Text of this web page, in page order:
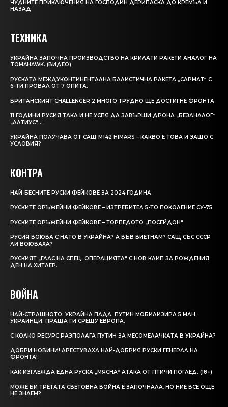
ЧУДНИТЕ ПРИКЛЮЧЕНИЯ НА ГОСПОДИН ДЕРИПАСКА ДО КРЕМЪЛ И
НАЗАД
ТЕХНИКА
УКРАЙНА ЗАПОЧНА ПРОИЗВОДСТВО НА КРИЛАТИ РАКЕТИ АНАЛОГ НА
TOMAHAWK. (ВИДЕО)
РУСКАТА МЕЖДУКОНТИНЕНТАЛНА БАЛИСТИЧНА РАКЕТА „САРМАТ“ С
6-ТИ ПРОВАЛ ОТ 7 ОПИТА.
БРИТАНСКИЯТ CHALLENGER 2 МНОГО ТРУДНО ЩЕ ДОСТИГНЕ ФРОНТА
11 ГОДИНИ РУСИЯ ТАКА И НЕ УСПЯ ДА ЗАВЪРШИ ДРОНА „БЕЗАНАЛОГ“
„АЛТИУС“…
УКРАЙНА ПОЛУЧАВА ОТ САЩ M142 HIMARS – КАКВО Е ТОВА И ЗАЩО С
УСЛОВИЯ?
КОНТРА
НАЙ-БЕСНИТЕ РУСКИ ФЕЙКОВЕ ЗА 2024 ГОДИНА
РУСКИТЕ ОРЪЖЕЙНИ ФЕЙКОВЕ – ИЗТРЕБИТЕЛ 5-ТО ПОКОЛЕНИЕ СУ-75
РУСКИТЕ ОРЪЖЕЙНИ ФЕЙКОВЕ – ТОРПЕДОТО „ПОСЕЙДОН“
РУСИЯ ВОЮВА С НАТО В УКРАЙНА? А ВЪВ ВИЕТНАМ? САЩ СЪС СССР
ЛИ ВОЮВАХА?
РУСКИЯТ „ГЛАС НА СПЕЦ. ОПЕРАЦИЯТА“ С НОВ КЛИП ЗА РОЖДЕНИЯ
ДЕН НА ХИТЛЕР.
ВОЙНА
НАЙ-СТРАШНОТО: УКРАЙНА ПАДА. ПУТИН МОБИЛИЗИРА 5 МЛН.
УКРАИНЦИ. ПРАЩА ГИ СРЕЩУ ЕВРОПА.
С КОЛКО РЕСУРС РАЗПОЛАГА ПУТИН ЗА МЕСОМЕЛАЧКАТА В УКРАЙНА?
ДОБРИ НОВИНИ! АРЕСТУВАХА НАЙ-ДОБРИЯ РУСКИ ГЕНЕРАЛ НА
ФРОНТА!
КАК ИЗГЛЕЖДА ЕДНА РУСКА „МЯСНА“ АТАКА ОТ ПТИЧИ ПОГЛЕД. (18+)
МОЖЕ БИ ТРЕТАТА СВЕТОВНА ВОЙНА Е ЗАПОЧНАЛА, НО НИЕ ВСЕ ОЩЕ
НЕ ЗНАЕМ?